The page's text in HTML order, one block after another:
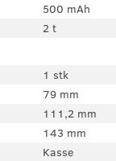
500 mAh
2 t
1 stk
79 mm
111,2 mm
143 mm
Kasse